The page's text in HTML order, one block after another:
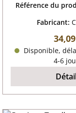
Référence du
Fabricant:
Prix
Disponible,
4-6